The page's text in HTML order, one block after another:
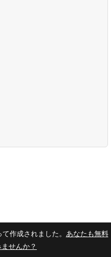
作成されました。 あなたも無料
せんか？